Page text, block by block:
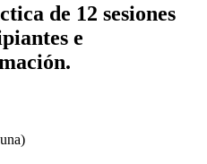
de 12 sesiones
e